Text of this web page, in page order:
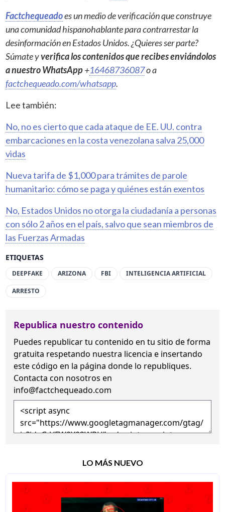
ETIQUETAS
DEEPFAKE ARIZONA FBI INTELIGENCIA ARTIFICIAL
ARRESTO
Factchequeadoes un medio de verificación que construye
una comunidad hispanohablante para contrarrestar la
desinformación en Estados Unidos. ¿Quieres ser parte?
Súmate yverifica los contenidos que recibes enviándolos
a nuestro WhatsApp+16468736087o a
factchequeado.com/whatsapp.
Lee también:
No, no es cierto que cada ataque de EE. UU. contra
embarcaciones en la costa venezolana salva 25,000
vidas
Nueva tarifa de $1,000 para trámites de parole
humanitario: cómo se paga y quiénes están exentos
No, Estados Unidos no otorga la ciudadanía a personas
con sólo 2 años en el país, salvo que sean miembros de
las Fuerzas Armadas
Republica nuestro contenido
Puedes republicar tu contenido en tu sitio de forma
gratuita respetando nuestra licencia e insertando
este código en la página donde lo republiques.
Contacta con nosotros en
info@factchequeado.com
LO MÁS NUEVO